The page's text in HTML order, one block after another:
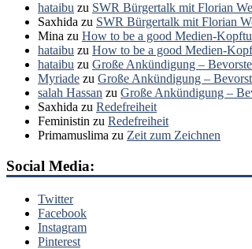
hataibu zu SWR Bürgertalk mit Florian
Saxhida zu SWR Bürgertalk mit Florian
Mina zu How to be a good Medien-
hataibu zu How to be a good Medien-
hataibu zu Große Ankündigung –
Myriade zu Große Ankündigung –
salah Hassan zu Große Ankündigung –
Saxhida zu Redefreiheit
Feministin zu Redefreiheit
Primamuslima zu Zeit zum Zeichnen
Social Media:
Twitter
Facebook
Instagram
Pinterest